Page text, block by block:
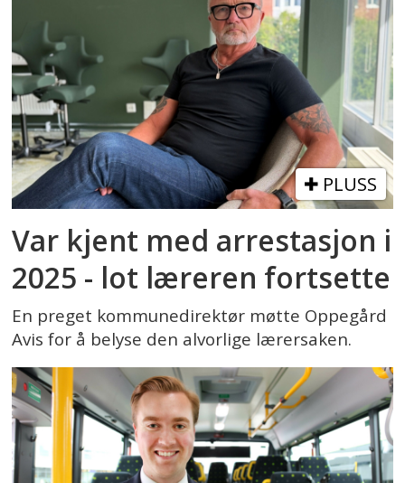
PLUSS
Var kjent med arrestasjon i
2025 - lot læreren fortsette
En preget kommunedirektør møtte Oppegård
Avis for å belyse den alvorlige lærersaken.